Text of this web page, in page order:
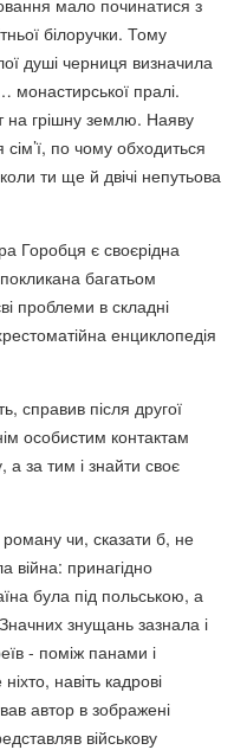
мало починатися з
білоручки. Тому
душі черниця визначила
монастирської пралі.
на грішну землю. Наяву
сім’ї, по чому обходиться
ти ще й двічі непутьова
Горобця є своєрідна
багатьом
проблеми в складні
енциклопедія
справив після другої
особистим контактам
а за тим і знайти своє
чи, сказати б, не
війна: принагідно
була під польською, а
знущань зазнала і
- поміж панами і
навіть кадрові
автор в зображені
військову